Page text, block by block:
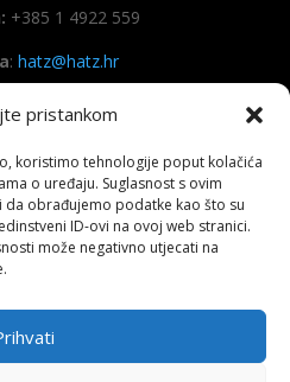
pristankom
koristimo tehnologije poput kolačića
o uređaju. Suglasnost s ovim
obrađujemo podatke kao što su
ID-ovi na ovoj web stranici.
može negativno utjecati na
+385 1 4922 559
: hatz@hatz.hr
banka d.d)
reserved HATZ – 2026